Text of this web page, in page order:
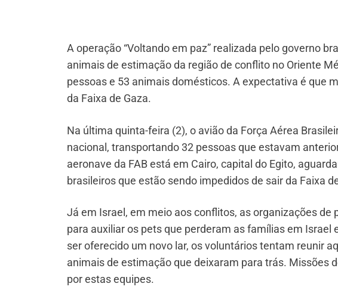
A operação “Voltando em paz” realizada pelo governo
animais de estimação da região de conflito no Oriente
pessoas e 53 animais domésticos. A expectativa é que
da Faixa de Gaza.
Na última quinta-feira (2), o avião da Força Aérea
nacional, transportando 32 pessoas que estavam
aeronave da FAB está em Cairo, capital do Egito,
brasileiros que estão sendo impedidos de sair da Faixa
Já em Israel, em meio aos conflitos, as organizações
para auxiliar os pets que perderam as famílias em Israel
ser oferecido um novo lar, os voluntários tentam reunir
animais de estimação que deixaram para trás. Missões
por estas equipes.